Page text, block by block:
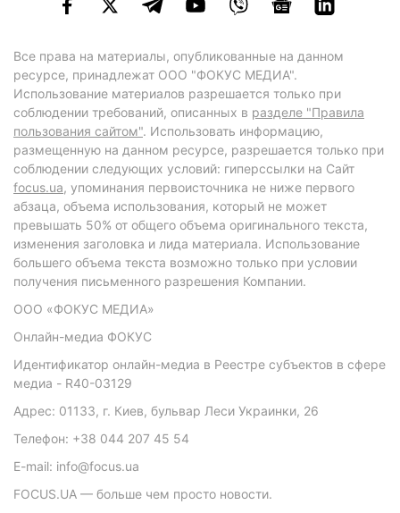
Все права на материалы, опубликованные на данном
ресурсе, принадлежат ООО "ФОКУС МЕДИА".
Использование материалов разрешается только при
соблюдении требований, описанных в разделе "Правила
пользования сайтом". Использовать информацию,
размещенную на данном ресурсе, разрешается только при
соблюдении следующих условий: гиперссылки на Сайт
focus.ua, упоминания первоисточника не ниже первого
абзаца, объема использования, который не может
превышать 50% от общего объема оригинального текста,
изменения заголовка и лида материала. Использование
большего объема текста возможно только при условии
получения письменного разрешения Компании.
ООО «ФОКУС МЕДИА»
Онлайн-медиа ФОКУС
Идентификатор онлайн-медиа в Реестре субъектов в сфере
медиа - R40-03129
Адрес: 01133, г. Киев, бульвар Леси Украинки, 26
Телефон: +38 044 207 45 54
E-mail: info@focus.ua
FOCUS.UA — больше чем просто новости.